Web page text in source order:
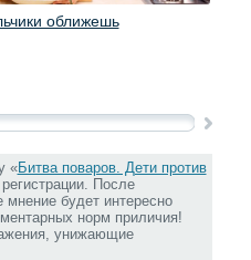
оближешь
«Битва поваров. Дети против
После
будет интересно
норм приличия!
унижающие